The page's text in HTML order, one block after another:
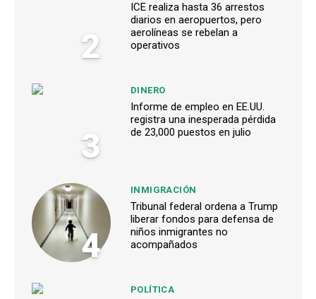
2
ICE realiza hasta 36 arrestos
diarios en aeropuertos, pero
aerolíneas se rebelan a
operativos
3
DINERO
Informe de empleo en EE.UU.
registra una inesperada pérdida
de 23,000 puestos en julio
4
INMIGRACIÓN
Tribunal federal ordena a Trump
liberar fondos para defensa de
niños inmigrantes no
acompañados
POLÍTICA